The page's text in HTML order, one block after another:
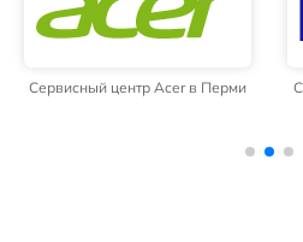
Сервисный центр Acer в Перми